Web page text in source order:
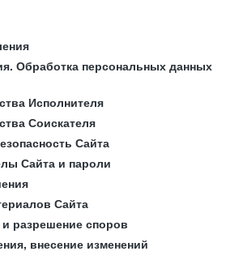
Обработка персональных данных
Исполнителя
Соискателя
Сайта
Сайта и пароли
Сайта
разрешение споров
внесение изменений